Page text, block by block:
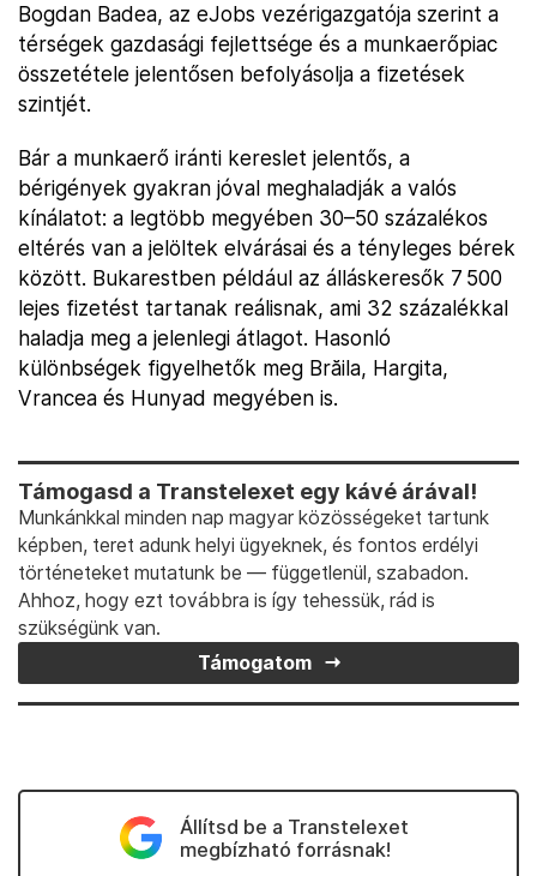
Bogdan Badea, az eJobs vezérigazgatója szerint a
térségek gazdasági fejlettsége és a munkaerőpiac
összetétele jelentősen befolyásolja a fizetések
szintjét.
Bár a munkaerő iránti kereslet jelentős, a
bérigények gyakran jóval meghaladják a valós
kínálatot: a legtöbb megyében 30–50 százalékos
eltérés van a jelöltek elvárásai és a tényleges bérek
között. Bukarestben például az álláskeresők 7 500
lejes fizetést tartanak reálisnak, ami 32 százalékkal
haladja meg a jelenlegi átlagot. Hasonló
különbségek figyelhetők meg Brăila, Hargita,
Vrancea és Hunyad megyében is.
Támogasd a Transtelexet egy kávé árával!
Munkánkkal minden nap magyar közösségeket tartunk
képben, teret adunk helyi ügyeknek, és fontos erdélyi
történeteket mutatunk be — függetlenül, szabadon.
Ahhoz, hogy ezt továbbra is így tehessük, rád is
szükségünk van.
Támogatom
Állítsd be a Transtelexet
megbízható forrásnak!